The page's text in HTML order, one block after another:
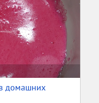
домашних